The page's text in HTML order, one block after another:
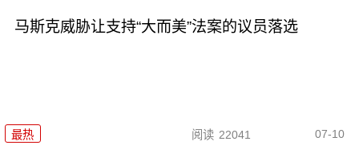
马斯克威胁让支持“大而美”法案的议员落选
最热 阅读 22041 07-10